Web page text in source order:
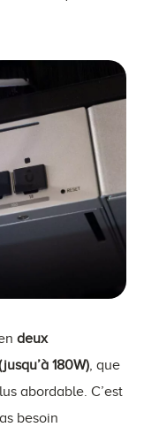
deux
180W), que
abordable. C’est
besoin